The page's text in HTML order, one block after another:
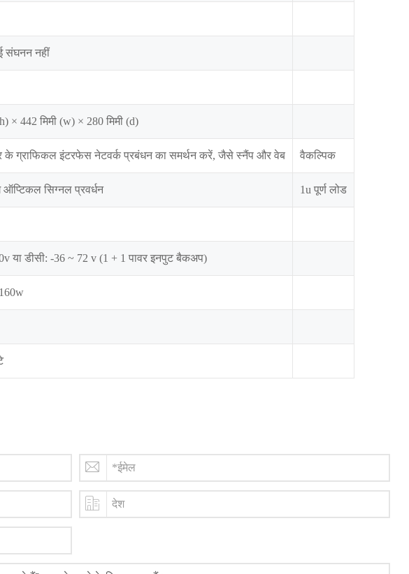
संघनन नहीं
× 442 मिमी (w) × 280 मिमी (d)
के ग्राफिकल इंटरफेस नेटवर्क प्रबंधन का समर्थन करें, जैसे स्नैंप और वेब वैकल्पिक
ऑप्टिकल सिग्नल प्रवर्धन 1u पूर्ण लोड
या डीसी: -36 ~ 72 v (1 + 1 पावर इनपुट बैकअप)